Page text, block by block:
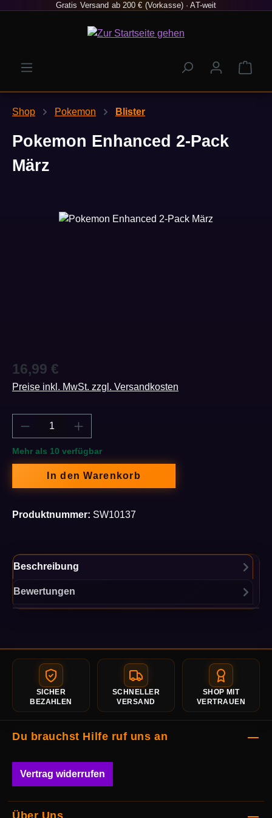
Zum Hauptinhalt springen
Gratis Versand ab 200 € (Vorkasse) · AT-weit
Shop Pokemon Blister
Pokemon Enhanced 2-Pack
März
Bildergalerie überspringen
Regulärer Preis:
16,99 €
Preise inkl. MwSt. zzgl. Versandkosten
Produkt Anzahl: Gib den gewünschten
Mehr als 10 verfügbar
In den Warenkorb
Produktnummer: SW10137
Beschreibung
Bewertungen
SICHER
BEZAHLEN
SCHNELLER
VERSAND
SHOP MIT
VERTRAUEN
Du brauchst Hilfe ruf uns an
Vertrag widerrufen
Über Uns